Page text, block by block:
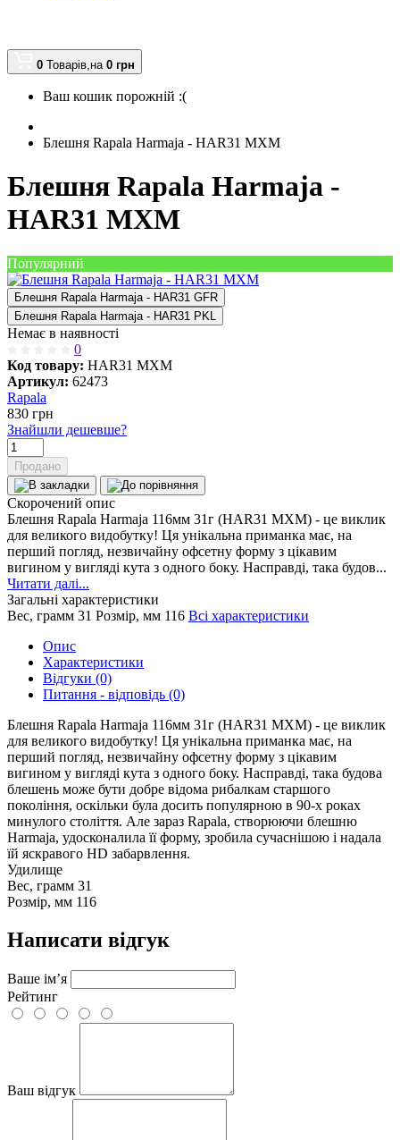
0 Товарів,на 0 грн
Ваш кошик порожній :(
Блешня Rapala Harmaja - HAR31 MXM
Блешня Rapala Harmaja -
HAR31 MXM
Популярний
Блешня Rapala Harmaja - HAR31 GFR
Блешня Rapala Harmaja - HAR31 PKL
Немає в наявності
0
Код товару: HAR31 MXM
Артикул: 62473
Rapala
830 грн
Знайшли дешевше?
Продано
Скорочений опис
Блешня Rapala Harmaja 116мм 31г (HAR31 MXM) - це виклик
для великого видобутку! Ця унікальна приманка має, на
перший погляд, незвичайну офсетну форму з цікавим
вигином у вигляді кута з одного боку. Насправді, така будов...
Читати далі...
Загальні характеристики
Вес, грамм 31 Розмір, мм 116 Всі характеристики
Опис
Характеристики
Відгуки (0)
Питання - відповідь (0)
Блешня Rapala Harmaja 116мм 31г (HAR31 MXM) - це виклик
для великого видобутку! Ця унікальна приманка має, на
перший погляд, незвичайну офсетну форму з цікавим
вигином у вигляді кута з одного боку. Насправді, така будова
блешень може бути добре відома рибалкам старшого
покоління, оскільки була досить популярною в 90-х роках
минулого століття. Але зараз Rapala, створюючи блешню
Harmaja, удосконалила її форму, зробила сучаснішою і надала
їй яскравого HD забарвлення.
Удилище
Вес, грамм 31
Розмір, мм 116
Написати відгук
Ваше ім’я
Рейтинг
Ваш відгук